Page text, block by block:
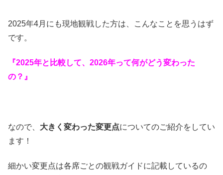
2025年4月にも現地観戦した方は、こんなことを思うはず
です。
『2025年と比較して、2026年って何がどう変わった
の？』
なので、 大きく変わった変更点についてのご紹介をしてい
ます！
細かい変更点は各席ごとの観戦ガイドに記載しているの